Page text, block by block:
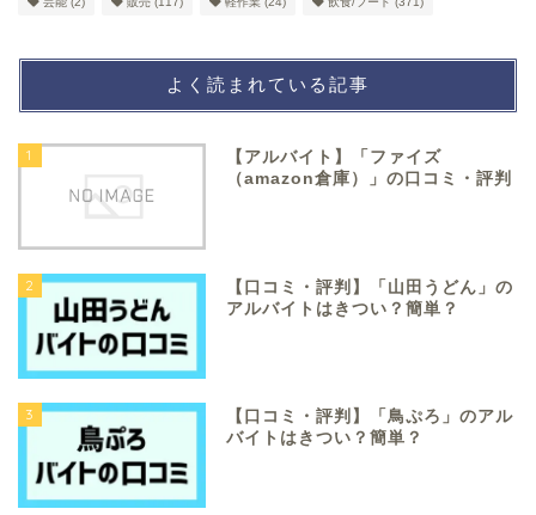
よく読まれている記事
1
【アルバイト】「ファイズ
（amazon倉庫）」の口コミ・評判
2
【口コミ・評判】「山田うどん」の
アルバイトはきつい？簡単？
3
【口コミ・評判】「鳥ぷろ」のアル
バイトはきつい？簡単？